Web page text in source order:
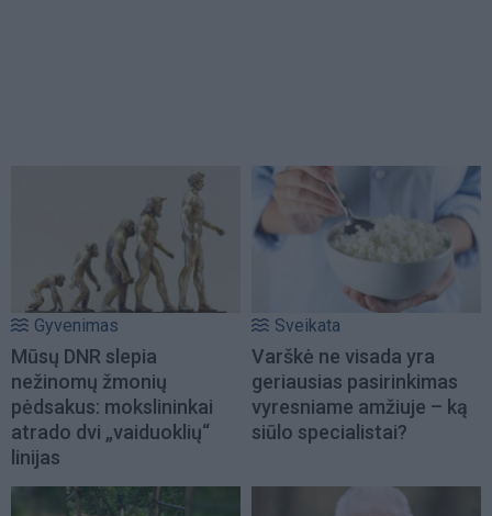
Gyvenimas
Mūsų DNR slepia
nežinomų žmonių
pėdsakus: mokslininkai
atrado dvi „vaiduoklių“
linijas
Sveikata
Varškė ne visada yra
geriausias pasirinkimas
vyresniame amžiuje – ką
siūlo specialistai?